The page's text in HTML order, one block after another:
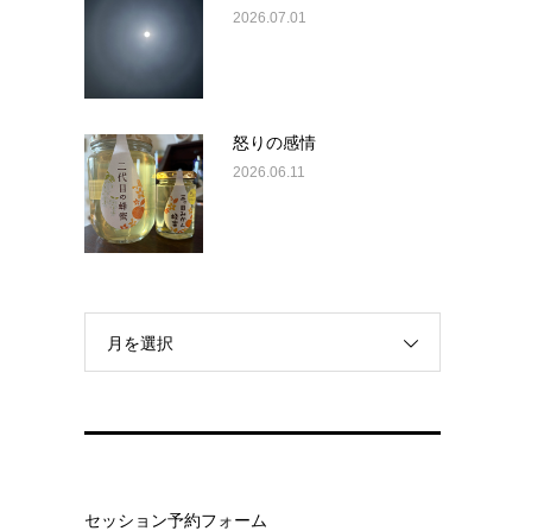
2026.07.01
怒りの感情
2026.06.11
月を選択
セッション予約フォーム